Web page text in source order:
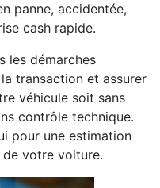
panne, accidentée,
cash rapide.
les démarches
transaction et assurer
véhicule soit sans
contrôle technique.
pour une estimation
de votre voiture.